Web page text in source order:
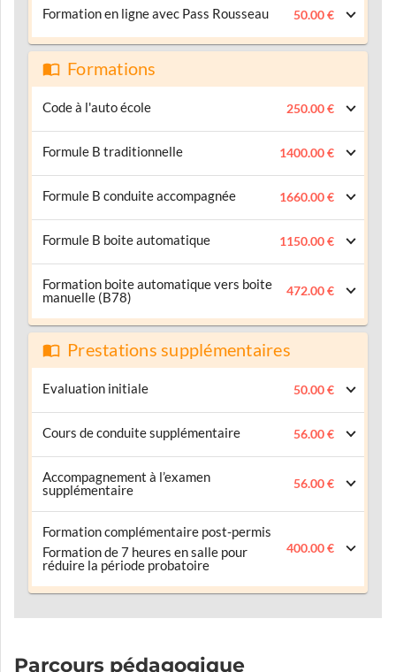
Formation en ligne avec Pass Rousseau 50.00 €
Formations
Code à l'auto école 250.00 €
Formule B traditionnelle 1400.00 €
Formule B conduite accompagnée 1660.00 €
Formule B boite automatique 1150.00 €
Formation boite automatique vers boite
manuelle (B78)
472.00 €
Prestations supplémentaires
Evaluation initiale 50.00 €
Cours de conduite supplémentaire 56.00 €
Accompagnement à l’examen
supplémentaire
56.00 €
Formation complémentaire post-permis
Formation de 7 heures en salle pour
réduire la période probatoire
400.00 €
Parcours pédagogique